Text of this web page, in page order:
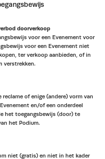
doorverkoop
voor een Evenement voor
voor een Evenement niet
ter verkoop aanbieden, of in
verstrekken.
reclame of enige (andere) vorm van
en/of een onderdeel
het toegangsbewijs (door) te
het Podium.
niet (gratis) en niet in het kader